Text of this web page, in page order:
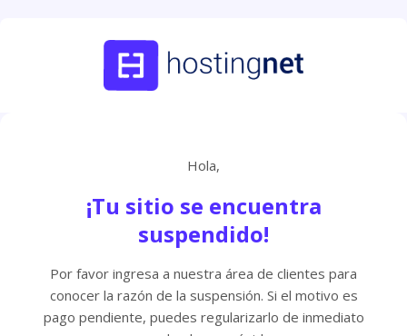
Hola,
¡Tu sitio se encuentra
suspendido!
Por favor ingresa a nuestra área de clientes para
conocer la razón de la suspensión. Si el motivo es
pago pendiente, puedes regularizarlo de inmediato